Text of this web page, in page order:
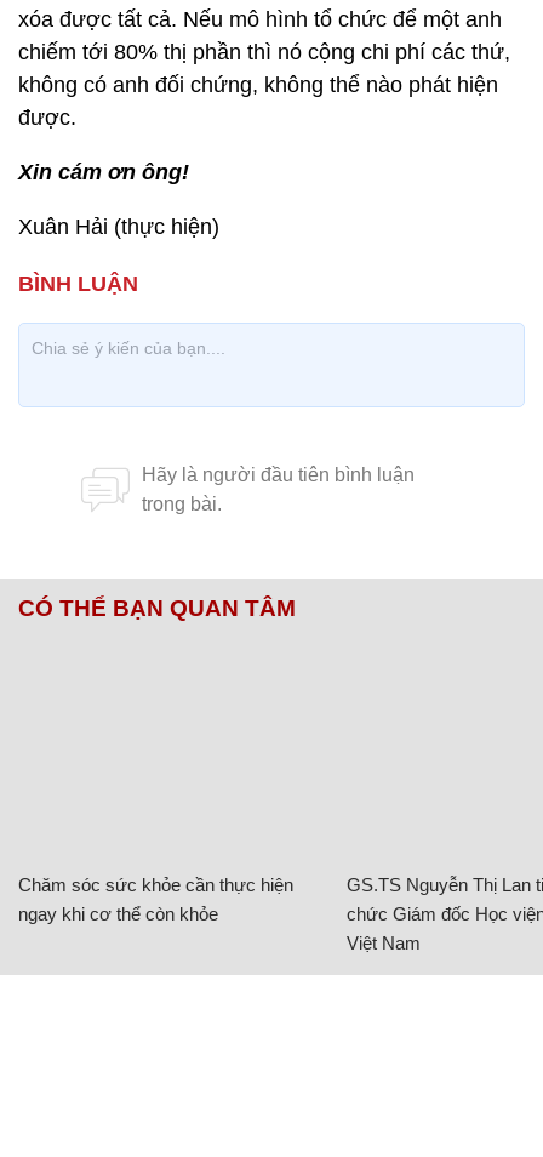
xóa được tất cả. Nếu mô hình tổ chức để một anh
chiếm tới 80% thị phần thì nó cộng chi phí các thứ,
không có anh đối chứng, không thể nào phát hiện
được.
Xin cám ơn ông!
Xuân Hải (thực hiện)
CÓ THỂ BẠN QUAN TÂM
Chăm sóc sức khỏe cần thực hiện
ngay khi cơ thể còn khỏe
GS.TS Nguyễn Thị Lan
chức Giám đốc Học
Việt Nam